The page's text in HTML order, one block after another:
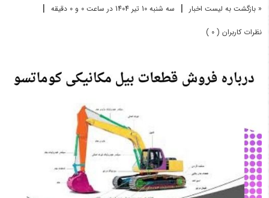
« بازگشت به لیست اخبار | سه شنبه 10 تير 1404 در ساعت 0 و 0 دقیقه |
نظرات کاربران ( 0 )